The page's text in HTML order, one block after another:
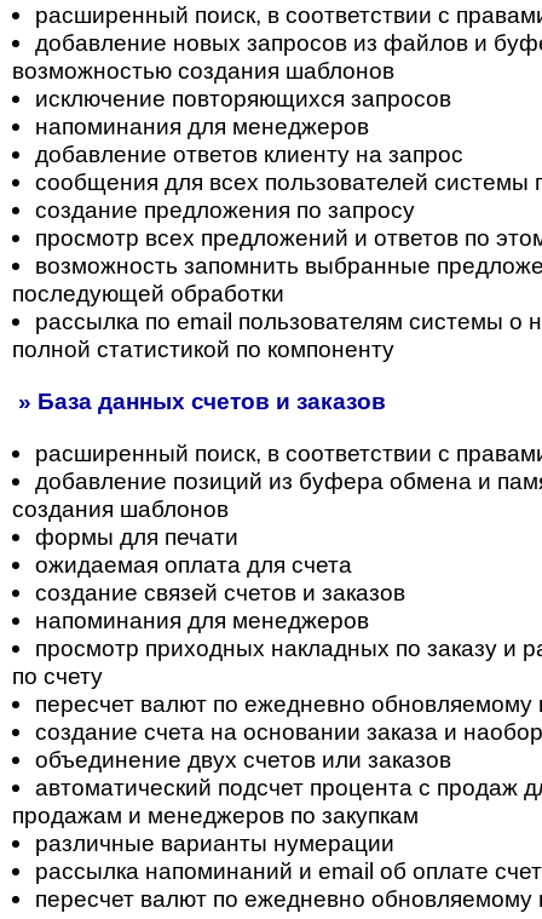
расширенный поиск, в соответствии с
добавление новых запросов из файлов и
возможностью создания шаблонов
исключение повторяющихся запросов
напоминания для менеджеров
добавление ответов клиенту на запрос
сообщения для всех пользователей системы
создание предложения по запросу
просмотр всех предложений и ответов по
возможность запомнить выбранные
последующей обработки
рассылка по email пользователям системы о
полной статистикой по компоненту
» База данных счетов и заказов
расширенный поиск, в соответствии с
добавление позиций из буфера обмена и
создания шаблонов
формы для печати
ожидаемая оплата для счета
создание связей счетов и заказов
напоминания для менеджеров
просмотр приходных накладных по заказу и
по счету
пересчет валют по ежедневно обновляемому
создание счета на основании заказа и
объединение двух счетов или заказов
автоматический подсчет процента с продаж
продажам и менеджеров по закупкам
различные варианты нумерации
рассылка напоминаний и email об оплате
пересчет валют по ежедневно обновляемому